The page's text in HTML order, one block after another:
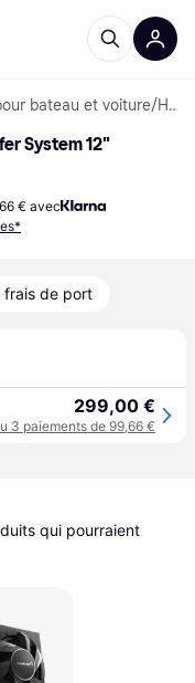
bateau et voiture/ Haut-parleurs pour Bateaux et Voitures
System 12"
€ avec
frais de port
299,00 €
3 paiements de 99,66 €
qui pourraient